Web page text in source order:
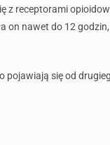
z receptorami
on nawet do 12
pojawiają się od